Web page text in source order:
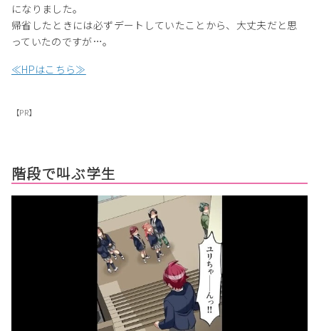
になりました。
帰省したときには必ずデートしていたことから、大丈夫だと思
っていたのですが…。
≪HPはこちら≫
【PR】
階段で叫ぶ学生